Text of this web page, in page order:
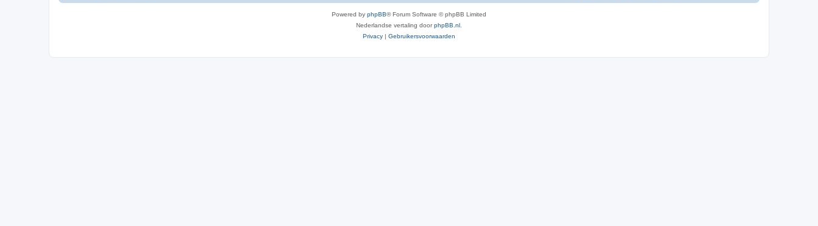
Powered by phpBB® Forum Software © phpBB Limited
Nederlandse vertaling doorphpBB.nl
Privacy | Gebruikersvoorwaarden